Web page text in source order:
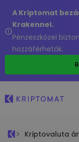
A Kriptomat
Krakennel.
Pénzeszközei
hozzáférhetők.
Kriptovaluta